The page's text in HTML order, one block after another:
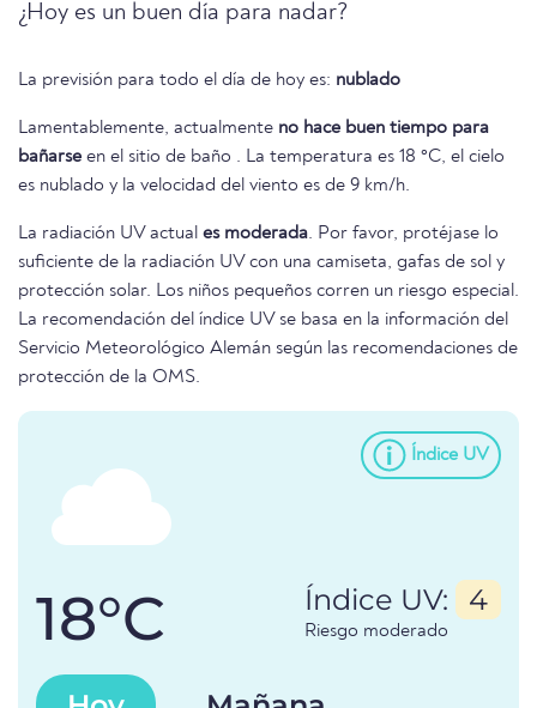
¿Hoy es un buen día para nadar?
La previsión para todo el día de hoy es: nublado
Lamentablemente, actualmente no hace buen tiempo para
bañarse en el sitio de baño . La temperatura es 18 °C, el cielo
es nublado y la velocidad del viento es de 9 km/h.
La radiación UV actual es moderada. Por favor, protéjase lo
suficiente de la radiación UV con una camiseta, gafas de sol y
protección solar. Los niños pequeños corren un riesgo especial.
La recomendación del índice UV se basa en la información del
Servicio Meteorológico Alemán según las recomendaciones de
protección de la OMS.
Índice UV
18°C Índice UV: 4
Riesgo moderado